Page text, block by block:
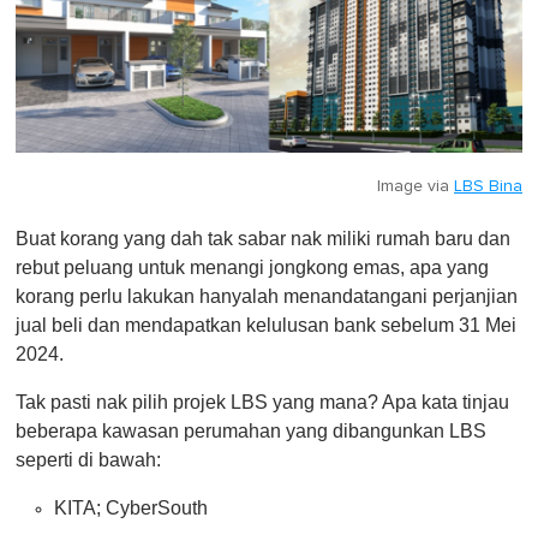
Image via LBS Bina
Buat korang yang dah tak sabar nak miliki rumah baru dan
rebut peluang untuk menangi jongkong emas, apa yang
korang perlu lakukan hanyalah menandatangani perjanjian
jual beli dan mendapatkan kelulusan bank sebelum 31 Mei
2024.
Tak pasti nak pilih projek LBS yang mana? Apa kata tinjau
beberapa kawasan perumahan yang dibangunkan LBS
seperti di bawah:
KITA; CyberSouth